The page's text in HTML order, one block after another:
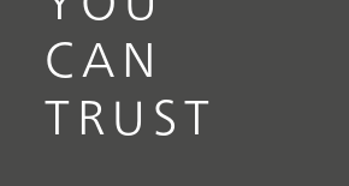
CAN
TRUST